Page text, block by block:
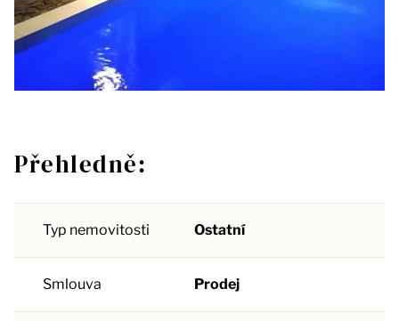
Přehledně:
Typ nemovitosti Ostatní
Smlouva Prodej